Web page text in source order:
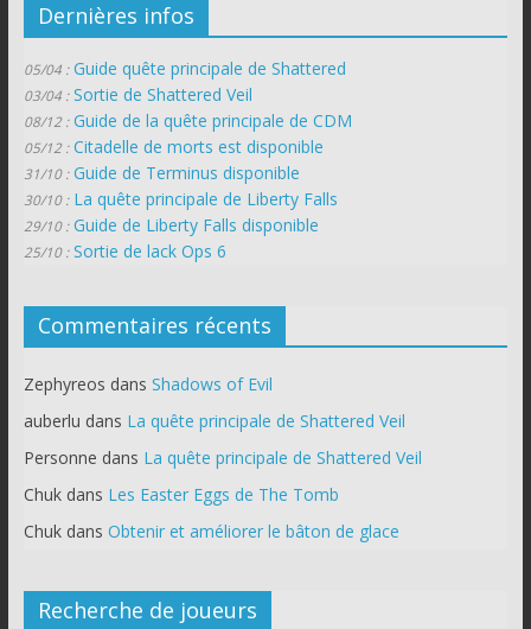
Dernières infos
05/04 : Guide quête principale de Shattered
03/04 : Sortie de Shattered Veil
08/12 : Guide de la quête principale de CDM
05/12 : Citadelle de morts est disponible
31/10 : Guide de Terminus disponible
30/10 : La quête principale de Liberty Falls
29/10 : Guide de Liberty Falls disponible
25/10 : Sortie de lack Ops 6
Commentaires récents
Zephyreos dans Shadows of Evil
auberlu dans La quête principale de Shattered Veil
Personne dans La quête principale de Shattered Veil
Chukdans Les Easter Eggs de The Tomb
Chukdans Obtenir et améliorer le bâton de glace
Recherche de joueurs